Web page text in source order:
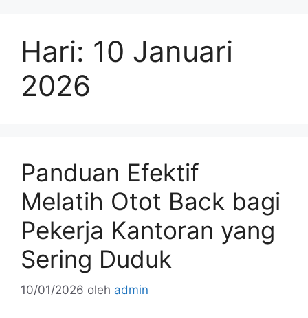
Hari: 10 Januari
2026
Panduan Efektif
Melatih Otot Back bagi
Pekerja Kantoran yang
Sering Duduk
10/01/2026 oleh admin